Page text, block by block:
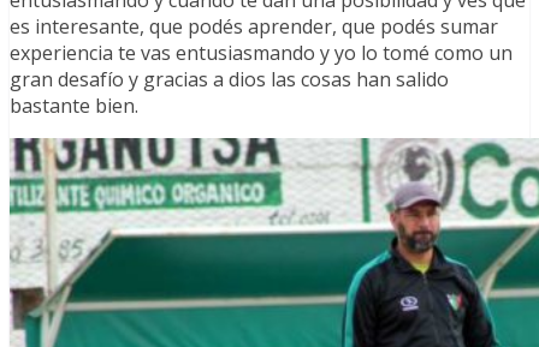
es interesante, que podés aprender, que podés sumar
experiencia te vas entusiasmando y yo lo tomé como un
gran desafío y gracias a dios las cosas han salido
bastante bien.